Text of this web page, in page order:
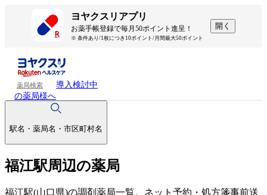
ヨヤクスリアプリ
お薬手帳登録で毎月50ポイント進呈！
※ 条件あり/1枚につき10ポイント/月間最大50ポイント
開く
薬局検索
導入検討中
の薬局様へ
駅名・薬局名・市区町村名
福江駅周辺の薬局
福江駅(山口県)の調剤薬局一覧。ネット予約・処方箋事前送